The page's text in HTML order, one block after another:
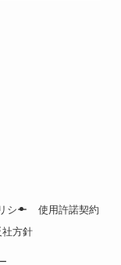
シー
使用許諾契約
社方針